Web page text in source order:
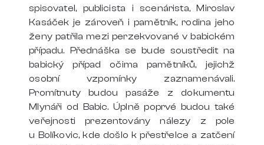
spisovatel, publicista i scenárista, Miroslav
Kasáček je zároveň i pamětník, rodina jeho
ženy patřila mezi perzekvované v babickém
případu. Přednáška se bude soustředit na
babický případ očima pamětníků, jejichž
osobní vzpomínky zaznamenávali.
Promítnuty budou pasáže z dokumentu
Mlynáři od Babic. Úplně poprvé budou také
veřejnosti prezentovány nálezy z pole
u Bolíkovic, kde došlo k přestřelce a zatčení